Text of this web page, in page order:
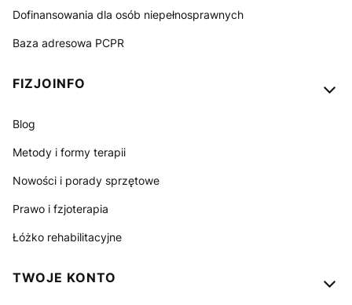
Dofinansowania dla osób niepełnosprawnych
Baza adresowa PCPR
FIZJOINFO
Blog
Metody i formy terapii
Nowości i porady sprzętowe
Prawo i fzjoterapia
Łóżko rehabilitacyjne
TWOJE KONTO